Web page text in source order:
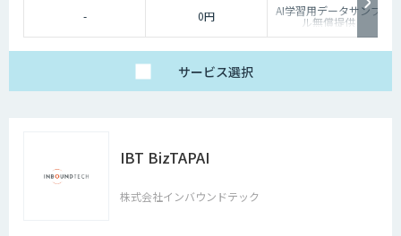
- 0円 AI学習用データサンプ
ル無償提供
サービス選択
IBT BizTAPAI
株式会社インバウンドテック